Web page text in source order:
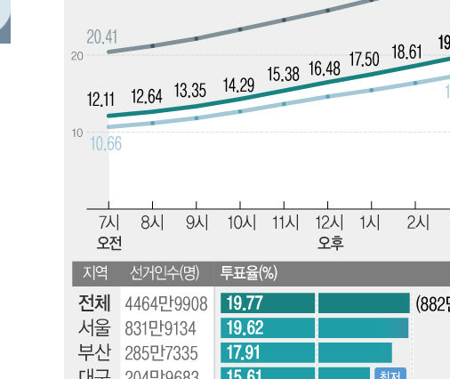
[단독]중수청 지원 검사들, 정원 초과 시 낮은 계급 임용…희망지 못 갈 수
낮 최고 37도 찜통더위…곳곳 소나기·강원 많은 비[내일날씨]
1시간 전 > SK하이닉스, 용인·청주 팹에 54조 투자…"AI 메모리 수요 선제 대응"
여자배구 이재영·이다영 자매, 아제르바이잔 투란VC 입단
외국인 심판 성 접대 7경기 들여다보니…한국 축구 '5승 2무'
3시간 전 > [속보]코스닥, 2.86포인트(0.36%) 내린 798.81마감
[속보] 노원서 40.1도 관측…서울, 2018년 이후 첫 40도
[속보]종합특검, '계엄 수용공간 확보' 신용해 前교정본부장 기소
4시간 전 >외신들도 주목한 韓축구 파문…"국민적 공분에 수사 재개"
4시간 전 >11시간 압수수색에 성접대 파문까지…'쑥대밭' 된 축구협회
4시간 전 >[속보]규제합리화위원회 부위원장에 김태유 서울대 공대 교수…이병태